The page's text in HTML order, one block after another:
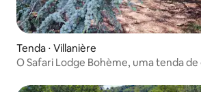
Tenda ⋅ Villanière
O Safari Lodge Bohème, uma tenda